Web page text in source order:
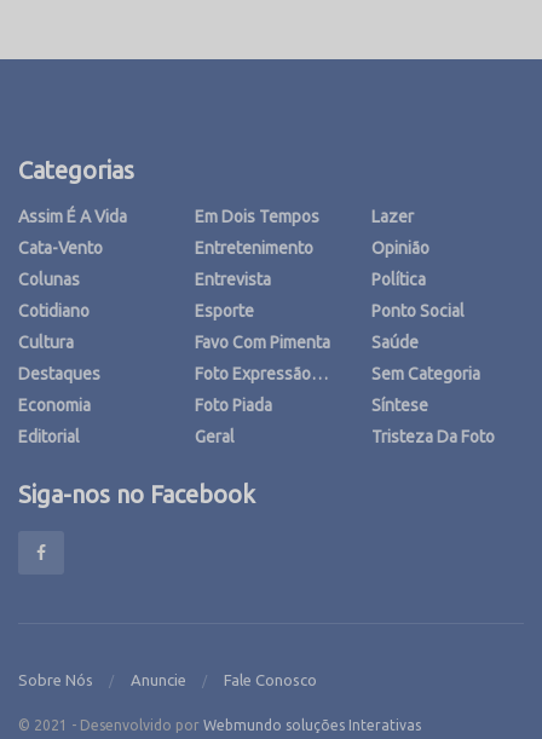
Categorias
Assim É A Vida
Cata-Vento
Colunas
Cotidiano
Cultura
Destaques
Economia
Editorial
Em Dois Tempos
Entretenimento
Entrevista
Esporte
Favo Com Pimenta
Foto Expressão…
Foto Piada
Geral
Lazer
Opinião
Política
Ponto Social
Saúde
Sem Categoria
Síntese
Tristeza Da Foto
Siga-nos no Facebook
Sobre Nós Anuncie Fale Conosco
© 2021 - Desenvolvido por Webmundo soluções Interativas